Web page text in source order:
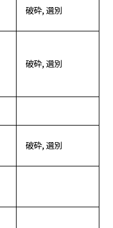
破砕, 選別
破砕, 選別
破砕, 選別